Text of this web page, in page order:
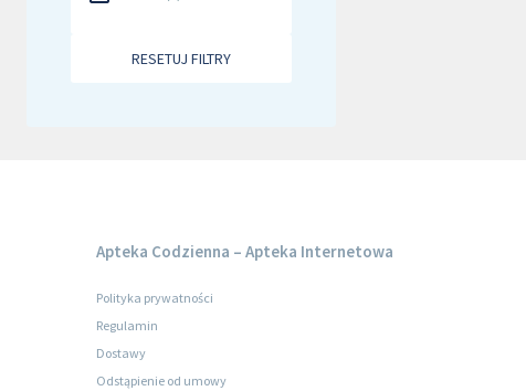
RESETUJ FILTRY
Apteka Codzienna – Apteka Internetowa
Polityka prywatności
Regulamin
Dostawy
Odstąpienie od umowy